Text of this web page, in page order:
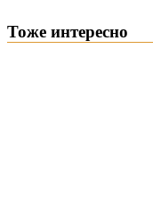
Тоже интересно